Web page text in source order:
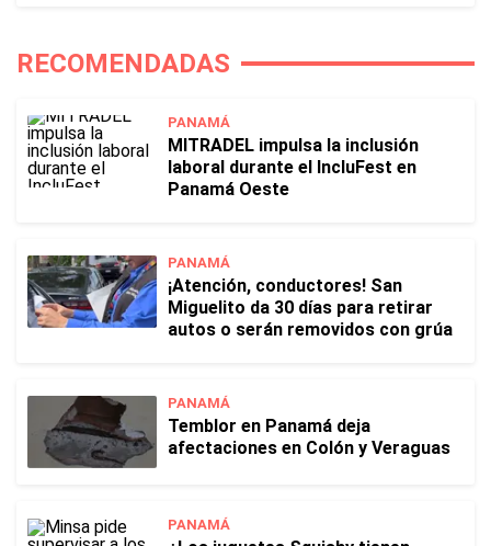
RECOMENDADAS
PANAMÁ
MITRADEL impulsa la inclusión
laboral durante el IncluFest en
Panamá Oeste
PANAMÁ
¡Atención, conductores! San
Miguelito da 30 días para retirar
autos o serán removidos con grúa
PANAMÁ
Temblor en Panamá deja
afectaciones en Colón y Veraguas
PANAMÁ